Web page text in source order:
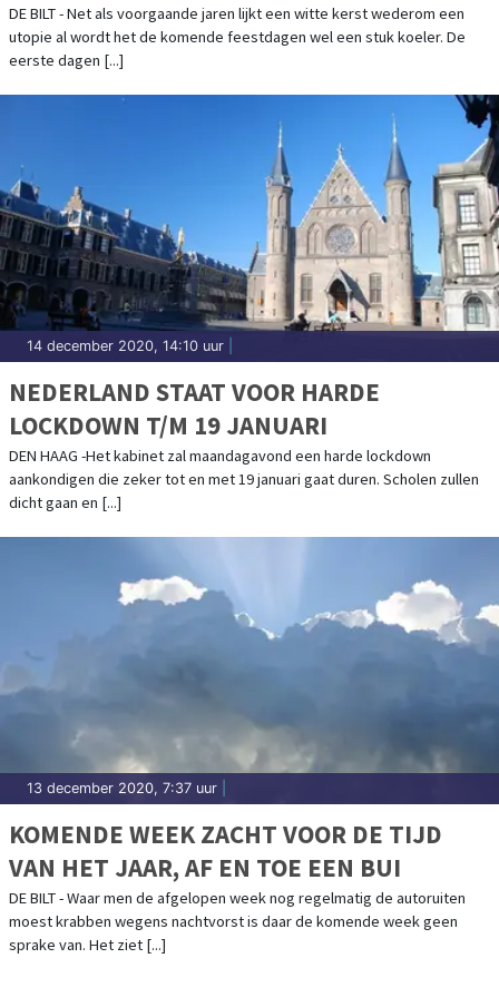
DE BILT - Net als voorgaande jaren lijkt een witte kerst wederom een
utopie al wordt het de komende feestdagen wel een stuk koeler. De
eerste dagen [...]
14 december 2020, 14:10 uur
NEDERLAND STAAT VOOR HARDE
LOCKDOWN T/M 19 JANUARI
DEN HAAG -Het kabinet zal maandagavond een harde lockdown
aankondigen die zeker tot en met 19 januari gaat duren. Scholen zullen
dicht gaan en [...]
13 december 2020, 7:37 uur
KOMENDE WEEK ZACHT VOOR DE TIJD
VAN HET JAAR, AF EN TOE EEN BUI
DE BILT - Waar men de afgelopen week nog regelmatig de autoruiten
moest krabben wegens nachtvorst is daar de komende week geen
sprake van. Het ziet [...]